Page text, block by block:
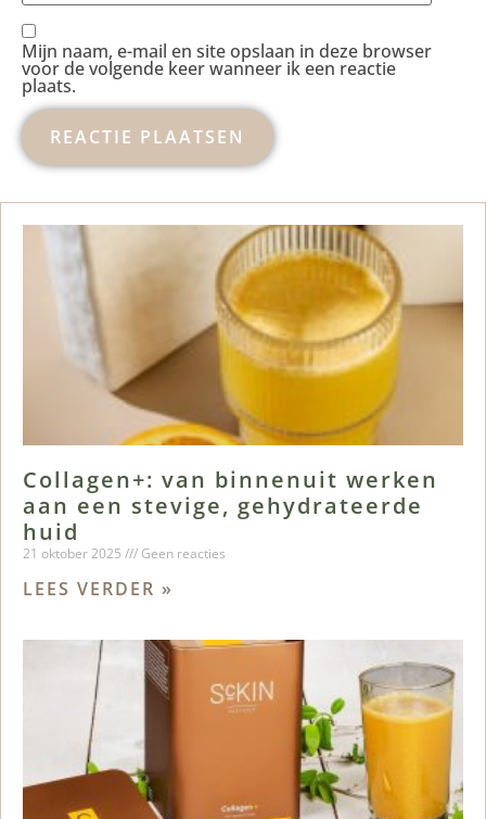
Mijn naam, e-mail en site opslaan in deze browser
voor de volgende keer wanneer ik een reactie
plaats.
Collagen+: van binnenuit werken
aan een stevige, gehydrateerde
huid
21 oktober 2025 Geen reacties
LEES VERDER »